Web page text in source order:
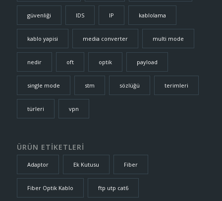
güvenliği IDS IP kablolama
kablo yapisi media converter multi mode
nedir oft optik payload
single mode stm sözlüğü terimleri
türleri vpn
ÜRÜN ETİKETLERİ
Adaptor Ek Kutusu Fiber
Fiber Optik Kablo ftp utp cat6